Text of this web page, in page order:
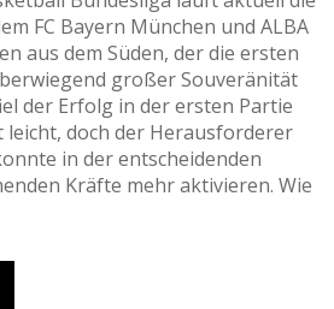
FC Bayern München und ALBA
aus dem Süden, der die ersten
großer Souveränität
der Erfolg in der ersten Partie
doch der Herausforderer
in der entscheidenden
Kräfte mehr aktivieren. Wie